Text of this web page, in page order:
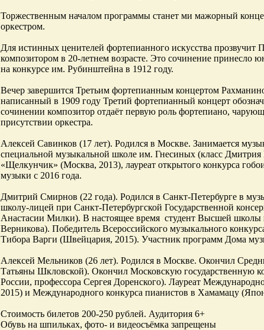
Торжественным началом программы станет ми мажорный
оркестром.
Для истинных ценителей фортепианного искусства
композитором в 20-летнем возрасте. Это сочинение принесло
на конкурсе им. Рубинштейна в 1912 году.
Вечер завершится Третьим фортепианным концертом
написанный в 1909 году Третий фортепианный концерт
сочинении композитор отдаёт первую роль фортепиано,
присутствии оркестра.
Алексей Савинков (17 лет). Родился в Москве. Занимается
специальной музыкальной школе им. Гнесиных (класс
«Щелкунчик» (Москва, 2013), лауреат открытого конкурса
музыки с 2016 года.
Дмитрий Смирнов (22 года). Родился в Санкт-Петербурге в
школу-лицей при Санкт-Петербургской Государственной
Анастасии Милки). В настоящее время студент Высшей
Верникова). Победитель Всероссийского музыкального
Тибора Варги (Швейцария, 2015). Участник программ Дома
Алексей Мельников (26 лет). Родился в Москве. Окончил
Татьяны Шкловской). Окончил Московскую государственную
России, профессора Сергея Доренского). Лауреат
2015) и Международного конкурса пианистов в Хамамацу
Стоимость билетов 200-250 рублей. Аудитория 6+
Обувь на шпильках, фото- и видеосъёмка запрещены